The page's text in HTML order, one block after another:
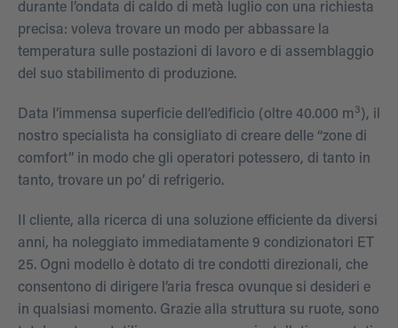
durante l’ondata di caldo di metà luglio con una richiesta
precisa: voleva trovare un modo per abbassare la
temperatura sulle postazioni di lavoro e di assemblaggio
del suo stabilimento di produzione.
Data l’immensa superficie dell’edificio (oltre 40.000 m3 ), il
nostro specialista ha consigliato di creare delle “zone di
comfort” in modo che gli operatori potessero, di tanto in
tanto, trovare un po’ di refrigerio.
Il cliente, alla ricerca di una soluzione efficiente da diversi
anni, ha noleggiato immediatamente 9 condizionatori ET
25. Ogni modello è dotato di tre condotti direzionali, che
consentono di dirigere l’aria fresca ovunque si desideri e
in qualsiasi momento. Grazie alla struttura su ruote, sono